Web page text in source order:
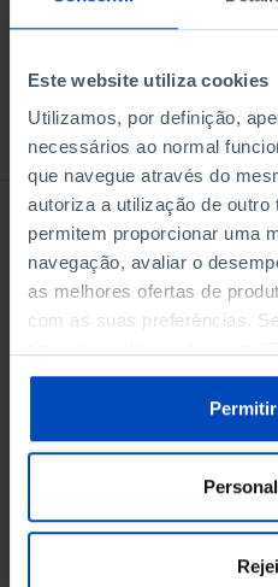
Este website utiliza cookies
Utilizamos, por definição,
necessários ao normal
que navegue através do
autoriza a utilização de outro
permitem proporcionar uma
navegação, avaliar o
as melhores ofertas de
com as suas preferências.
sobre cookies através da
Política de Cookies.
À venda
Promessas